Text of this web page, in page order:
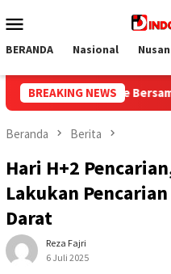
ke
Mobile
BERANDA Nasional
BREAKING NEWS
LD Top 100 Isi
Beranda Berita
Hari H+2
Lakukan
Darat
Reza Fajri
6 Juli 2025